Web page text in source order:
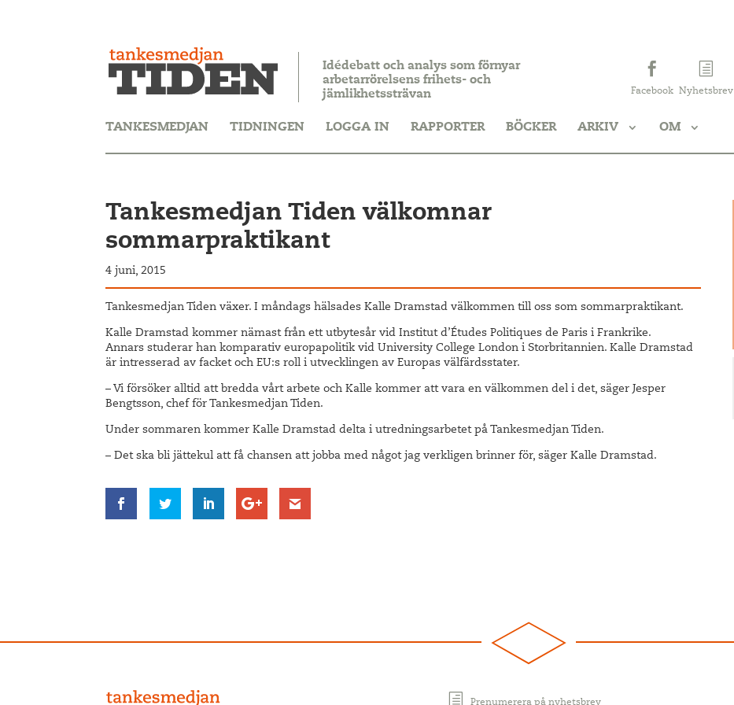
Idédebatt och analys som förnyar
arbetarrörelsens frihets- och
jämlikhetssträvan
Facebook Nyhetsbrev
TANKESMEDJAN TIDNINGEN LOGGA IN RAPPORTER BÖCKER ARKIV OM
Tankesmedjan Tiden välkomnar
sommarpraktikant
4 juni, 2015
Tankesmedjan Tiden växer. I måndags hälsades Kalle Dramstad välkommen till oss som sommarpraktikant.
Kalle Dramstad kommer nämast från ett utbytesår vid Institut d’Études Politiques de Paris i Frankrike.
Annars studerar han komparativ europapolitik vid University College London i Storbritannien. Kalle Dramstad
är intresserad av facket och EU:s roll i utvecklingen av Europas välfärdsstater.
– Vi försöker alltid att bredda vårt arbete och Kalle kommer att vara en välkommen del i det, säger Jesper
Bengtsson, chef för Tankesmedjan Tiden.
Under sommaren kommer Kalle Dramstad delta i utredningsarbetet på Tankesmedjan Tiden.
– Det ska bli jättekul att få chansen att jobba med något jag verkligen brinner för, säger Kalle Dramstad.
Prenumerera på nyhetsbrev